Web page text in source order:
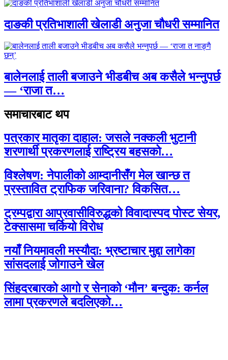
दाङकी प्रतिभाशाली खेलाडी अनुजा चौधरी सम्मानित
बालेनलाई ताली बजाउने भीडबीच अब कसैले भन्नुपर्छ
— ‘राजा त…
समाचारबाट थप
पत्रकार मातृका दाहाल: जसले नक्कली भुटानी
शरणार्थी प्रकरणलाई राष्ट्रिय बहसको…
विश्लेषण: नेपालीको आम्दानीसँग मेल खान्छ त
प्रस्तावित ट्राफिक जरिवाना? विकसित…
ट्रम्पद्वारा आप्रवासीविरुद्धको विवादास्पद पोस्ट सेयर,
टेक्सासमा चर्कियो विरोध
नयाँ नियमावली मस्यौदा: भ्रष्टाचार मुद्दा लागेका
सांसदलाई जोगाउने खेल
सिंहदरबारको आगो र सेनाको ‘मौन’ बन्दुक: कर्नल
लामा प्रकरणले बदलिएको…